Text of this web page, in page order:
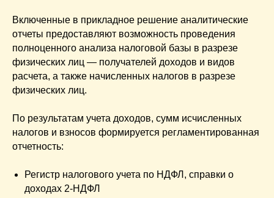
Включенные в прикладное решение аналитические
отчеты предоставляют возможность проведения
полноценного анализа налоговой базы в разрезе
физических лиц — получателей доходов и видов
расчета, а также начисленных налогов в разрезе
физических лиц.
По результатам учета доходов, сумм исчисленных
налогов и взносов формируется регламентированная
отчетность:
Регистр налогового учета по НДФЛ, справки о
доходах 2-НДФЛ